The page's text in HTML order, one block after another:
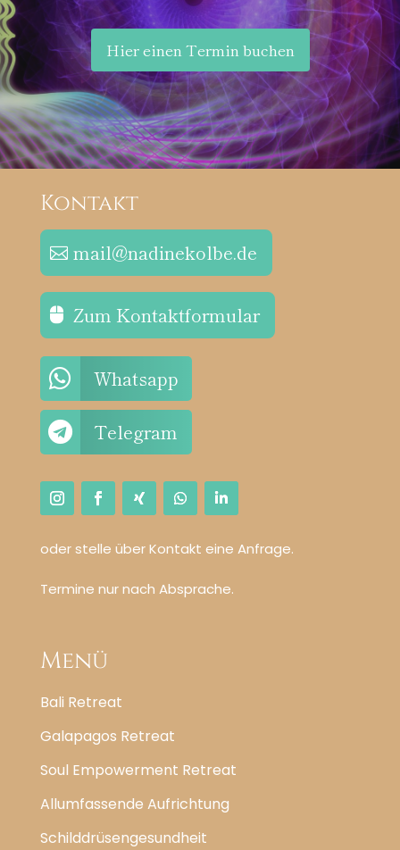
Hier einen Termin buchen
Kontakt
mail@nadinekolbe.de
Zum Kontaktformular
 Whatsapp
 Telegram
oder stelle über Kontakt eine Anfrage.
Termine nur nach Absprache.
Menü
Bali Retreat
Galapagos Retreat
Soul Empowerment Retreat
Allumfassende Aufrichtung
Schilddrüsengesundheit